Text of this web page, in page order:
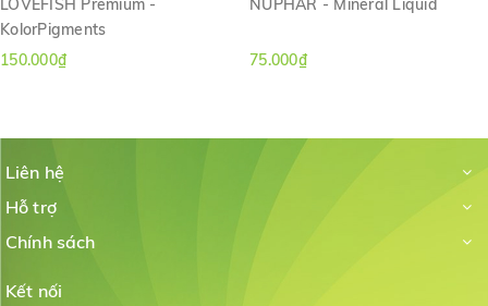
LOVEFISH Premium -
KolorPigments
150.000₫
NUPHAR - Mineral Liquid
75.000₫
Liên hệ
Hỗ trợ
Chính sách
Kết nối